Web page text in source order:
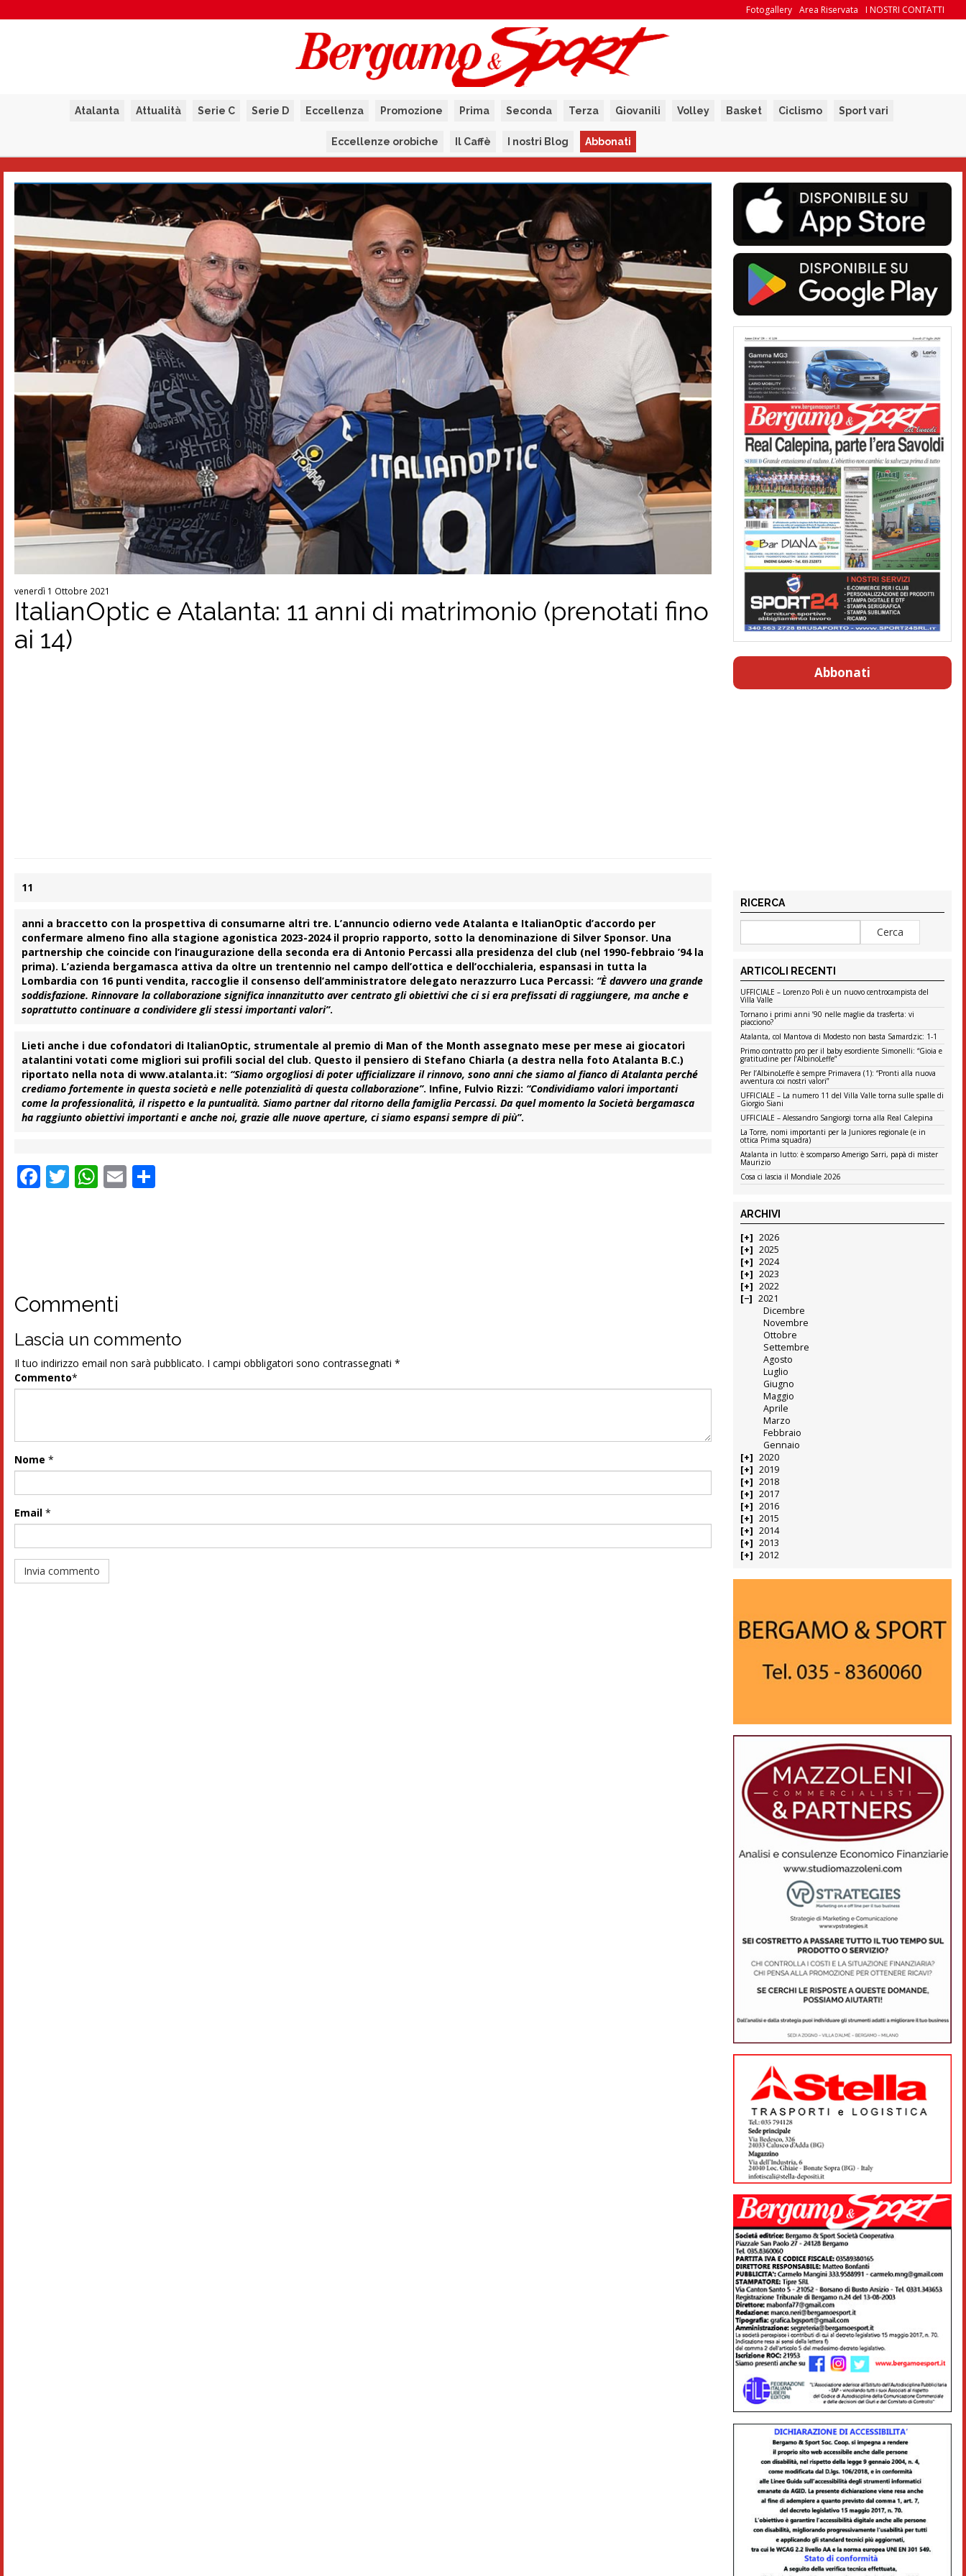
I NOSTRI CONTATTI
Area Riservata
Fotogallery
Atalanta Attualità Serie C Serie D Eccellenza Promozione Prima Seconda Terza Giovanili Volley Basket Ciclismo Sport vari
Eccellenze orobiche Il Caffè I nostri Blog Abbonati
venerdì 1 Ottobre 2021
ItalianOptic e Atalanta: 11 anni di matrimonio (prenotati fino
ai 14)
11
anni a braccetto con la prospettiva di consumarne altri tre. L’annuncio odierno vedeAtalanta e ItalianOptic d’accordo per
confermare almeno fino alla stagione agonistica 2023-2024 il proprio rapporto, sotto la denominazione di Silver Sponsor. Una
partnership che coincide con l’inaugurazione della seconda era diAntonio Percassi alla presidenza del club (nel 1990-febbraio ’94 la
prima). L’azienda bergamasca attiva da oltre un trentennio nel campo dell’ottica e dell’occhialeria, espansasi in tutta la
Lombardia con 16 punti vendita, raccoglie il consenso dell’amministratore delegato nerazzurro Luca Percassi: “È davvero una grande
soddisfazione. Rinnovare la collaborazione significa innanzitutto aver centrato gli obiettivi che ci si era prefissati di raggiungere, ma anche e
soprattutto continuare a condividere gli stessi importanti valori”.
Lieti anche i due cofondatori di ItalianOptic, strumentale al premio di Man of the Month assegnato mese per mese ai giocatori
atalantini votati come migliori sui profili social del club. Questo il pensiero di Stefano Chiarla (a destra nella foto Atalanta B.C.)
riportato nella nota di www.atalanta.it: “Siamo orgogliosi di poter ufficializzare il rinnovo, sono anni che siamo al fianco di Atalanta perché
crediamo fortemente in questa società e nelle potenzialità di questa collaborazione”. Infine, Fulvio Rizzi: “Condividiamo valori importanti
come la professionalità, il rispetto e la puntualità. Siamo partner dal ritorno della famiglia Percassi. Da quel momento la Società bergamasca
ha raggiunto obiettivi importanti e anche noi, grazie alle nuove aperture, ci siamo espansi sempre di più”.
Facebook
Twitter
WhatsApp
Email
Commenti
Lascia un commento
Il tuo indirizzo email non sarà pubblicato. I campi obbligatori sono contrassegnati*
Commento*
Nome *
Email *
Abbonati
RICERCA
ARTICOLI RECENTI
UFFICIALE – Lorenzo Poli è un nuovo centrocampista del
Villa Valle
Tornano i primi anni ’90 nelle maglie da trasferta: vi
piacciono?
Atalanta, col Mantova di Modesto non basta Samardzic: 1-1
Primo contratto pro per il baby esordiente Simonelli: “Gioia e
gratitudine per l’AlbinoLeffe”
Per l’AlbinoLeffe è sempre Primavera (1): “Pronti alla nuova
avventura coi nostri valori”
UFFICIALE – La numero 11 del Villa Valle torna sulle spalle di
Giorgio Siani
UFFICIALE – Alessandro Sangiorgi torna alla Real Calepina
La Torre, nomi importanti per la Juniores regionale (e in
ottica Prima squadra)
Atalanta in lutto: è scomparso Amerigo Sarri, papà di mister
Maurizio
Cosa ci lascia il Mondiale 2026
ARCHIVI
2026
2025
2024
2023
2022
2021
Dicembre
Novembre
Ottobre
Settembre
Agosto
Luglio
Giugno
Maggio
Aprile
Marzo
Febbraio
Gennaio
2020
2019
2018
2017
2016
2015
2014
2013
2012